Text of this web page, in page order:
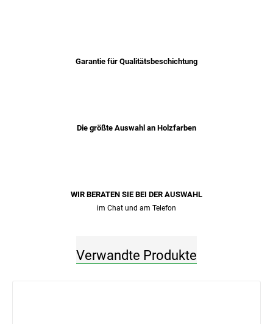
Garantie für Qualitätsbeschichtung
Die größte Auswahl an Holzfarben
WIR BERATEN SIE BEI ​​DER AUSWAHL
im Chat und am Telefon
Verwandte Produkte